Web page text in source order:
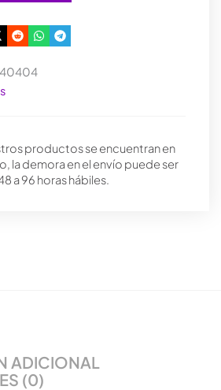
productos se encuentran en
la demora en el envío puede ser
a 96 horas hábiles.
ADICIONAL
(0)